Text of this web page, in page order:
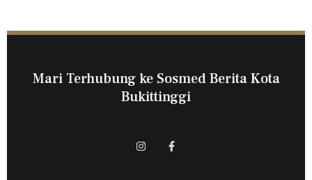
Mari Terhubung ke Sosmed Berita Kota
Bukittinggi